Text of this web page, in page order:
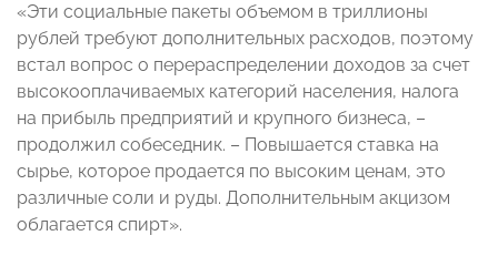
«Эти социальные пакеты объемом в триллионы
рублей требуют дополнительных расходов, поэтому
встал вопрос о перераспределении доходов за счет
высокооплачиваемых категорий населения, налога
на прибыль предприятий и крупного бизнеса, –
продолжил собеседник. – Повышается ставка на
сырье, которое продается по высоким ценам, это
различные соли и руды. Дополнительным акцизом
облагается спирт».